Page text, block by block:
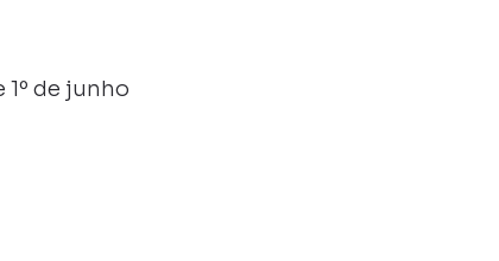
de junho